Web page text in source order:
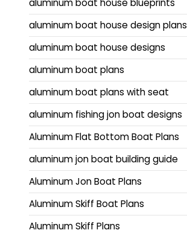
aluminum boat house blueprints
aluminum boat house design plans
aluminum boat house designs
aluminum boat plans
aluminum boat plans with seat
aluminum fishing jon boat designs
Aluminum Flat Bottom Boat Plans
aluminum jon boat building guide
Aluminum Jon Boat Plans
Aluminum Skiff Boat Plans
Aluminum Skiff Plans